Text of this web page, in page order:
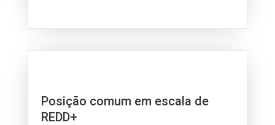
Posição comum em escala de
REDD+